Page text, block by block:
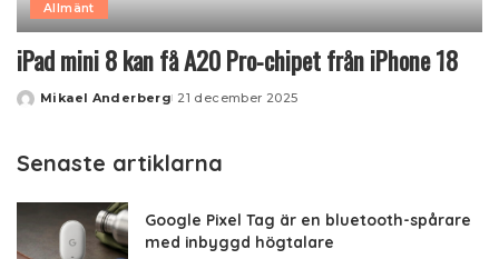
Allmänt
iPad mini 8 kan få A20 Pro‑chipet från iPhone 18
Posted
Mikael Anderberg 21 december 2025
Senaste artiklarna
Google Pixel Tag är en bluetooth-spårare
med inbyggd högtalare